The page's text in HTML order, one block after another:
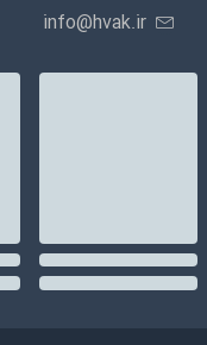
info@hvak.ir